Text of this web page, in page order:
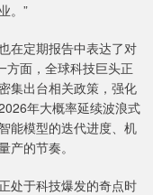
。”
定期报告中表达了对
方面，全球科技巨头正
集出台相关政策，强化
年大概率延续波浪式
能模型的迭代进度、机
产的节奏。
于科技爆发的奇点时